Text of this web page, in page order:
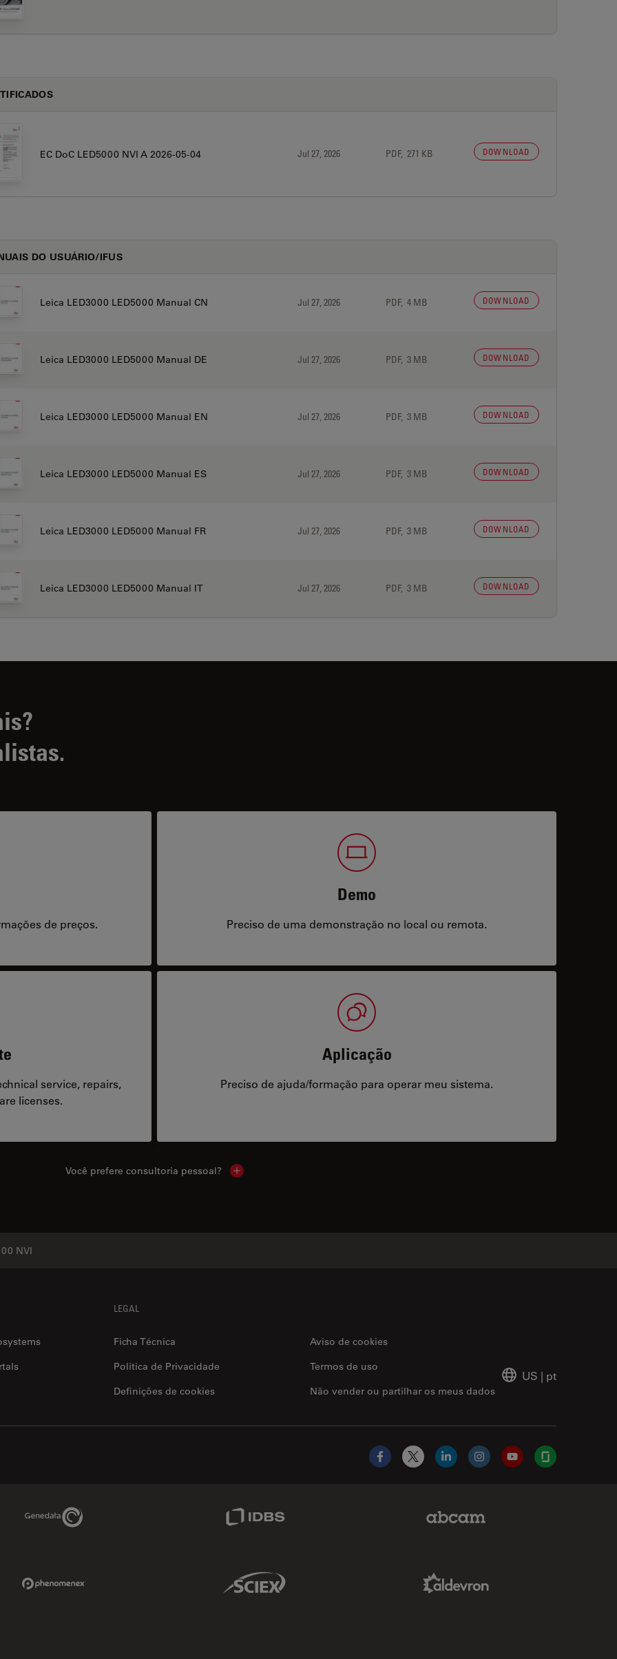
EC DoC LED5000 NVI A 2026-05-04 Jul 27, 2026 PDF, 271 KB DOWNLOAD
DO USUÁRIO/IFUS
Leica LED3000 LED5000 Manual CN Jul 27, 2026 PDF, 4 MB DOWNLOAD
Leica LED3000 LED5000 Manual DE Jul 27, 2026 PDF, 3 MB DOWNLOAD
Leica LED3000 LED5000 Manual EN Jul 27, 2026 PDF, 3 MB DOWNLOAD
Leica LED3000 LED5000 Manual ES Jul 27, 2026 PDF, 3 MB DOWNLOAD
Leica LED3000 LED5000 Manual FR Jul 27, 2026 PDF, 3 MB DOWNLOAD
Leica LED3000 LED5000 Manual IT Jul 27, 2026 PDF, 3 MB DOWNLOAD
de preços.
Demo
Preciso de uma demonstração no local ou remota.
service, repairs,
licenses.
Aplicação
Preciso de ajuda/formação para operar meu sistema.
Você prefere consultoria pessoal? Show local contacts
NVI
LEGAL
Ficha Técnica
Aviso de cookies
Política de Privacidade
Não vender ou partilhar os meus dados
Termos de uso
Definições de cookies
US | pt
Facebook
X LinkedInInstagramYouTubeGlassdoor
Genedata Link
Sciex Link